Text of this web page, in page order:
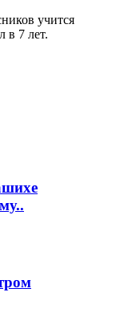
учится
в 7 лет.